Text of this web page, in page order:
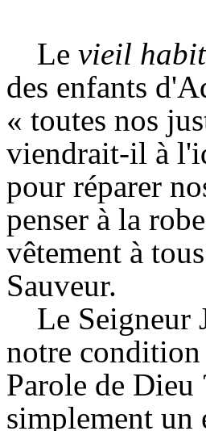
Le vieil habit
des enfants
« toutes nos
viendrait-il à
pour réparer
penser à la
vêtement à
Sauveur.
Le Seigneur
notre condition
Parole de Dieu
simplement